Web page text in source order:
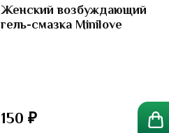
Женский возбуждающий
гель-смазка Minilove
150 ₽